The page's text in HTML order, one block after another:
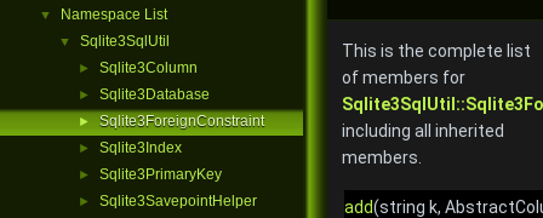
▼ Namespace List
▼ Sqlite3SqlUtil
► Sqlite3Column
► Sqlite3Database
► Sqlite3ForeignConstraint
► Sqlite3Index
► Sqlite3PrimaryKey
► Sqlite3SavepointHelper
This is the complete list
of members for
including all inherited
members.
add(string k,